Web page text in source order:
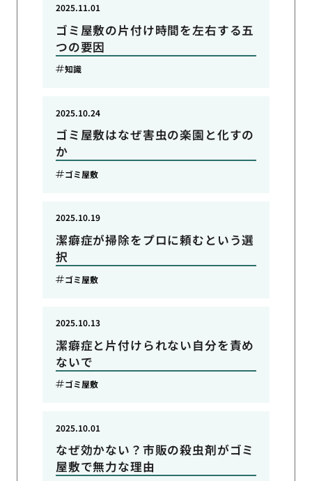
ゴミ屋敷の片付け時間を左右する五
つの要因
2025.11.01
知識
ゴミ屋敷はなぜ害虫の楽園と化すの
か
2025.10.24
ゴミ屋敷
潔癖症が掃除をプロに頼むという選
択
2025.10.19
ゴミ屋敷
潔癖症と片付けられない自分を責め
ないで
2025.10.13
ゴミ屋敷
なぜ効かない？市販の殺虫剤がゴミ
屋敷で無力な理由
2025.10.01